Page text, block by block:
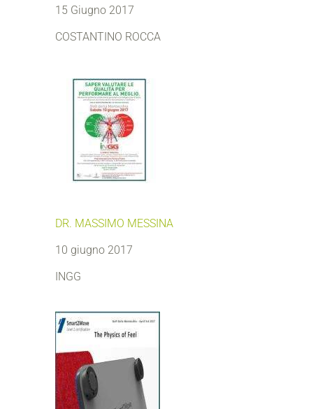
15 Giugno 2017
COSTANTINO ROCCA
DR. MASSIMO MESSINA
10 giugno 2017
INGG